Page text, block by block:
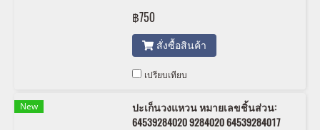
฿750
สั่งซื้อสินค้า
เปรียบเทียบ
New
ปะเก็นวงแหวน หมายเลขชิ้นส่วน:
64539284020 9284020 64539284017